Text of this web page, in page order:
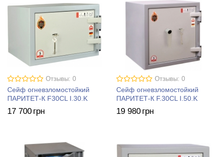
Отзывы: 0
Сейф огневзломостойкий
ПАРИТЕТ-К F30CL I.30.K
17 700 грн
Отзывы: 0
Сейф огневзломостойкий
ПАРИТЕТ-К F.30CL I.50.K
19 980 грн